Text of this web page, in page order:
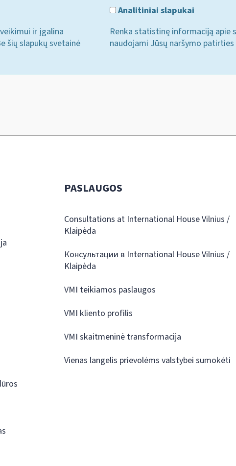
ir įgalina
šių slapukų svetainė
Analitiniai slapukai
Renka statistinę informaciją apie
naudojami Jūsų naršymo
PASLAUGOS
Consultations at International House Vilnius /
Klaipėda
Консультации в International House Vilnius /
Klaipėda
VMI teikiamos paslaugos
VMI kliento profilis
VMI skaitmeninė transformacija
Vienas langelis prievolėms valstybei sumokėti